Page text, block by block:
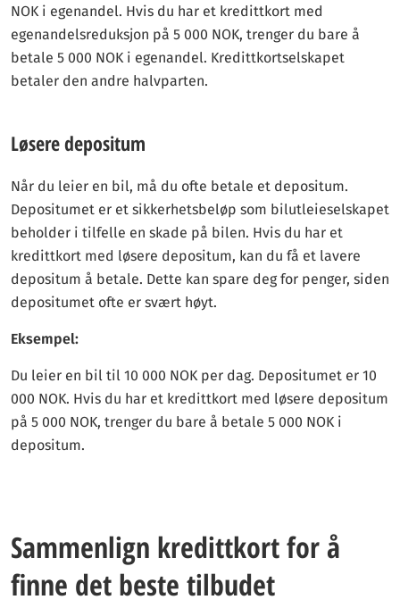
NOK i egenandel. Hvis du har et kredittkort med
egenandelsreduksjon på 5 000 NOK, trenger du bare å
betale 5 000 NOK i egenandel. Kredittkortselskapet
betaler den andre halvparten.
Løsere depositum
Når du leier en bil, må du ofte betale et depositum.
Depositumet er et sikkerhetsbeløp som bilutleieselskapet
beholder i tilfelle en skade på bilen. Hvis du har et
kredittkort med løsere depositum, kan du få et lavere
depositum å betale. Dette kan spare deg for penger, siden
depositumet ofte er svært høyt.
Eksempel:
Du leier en bil til 10 000 NOK per dag. Depositumet er 10
000 NOK. Hvis du har et kredittkort med løsere depositum
på 5 000 NOK, trenger du bare å betale 5 000 NOK i
depositum.
Sammenlign kredittkort for å
finne det beste tilbudet